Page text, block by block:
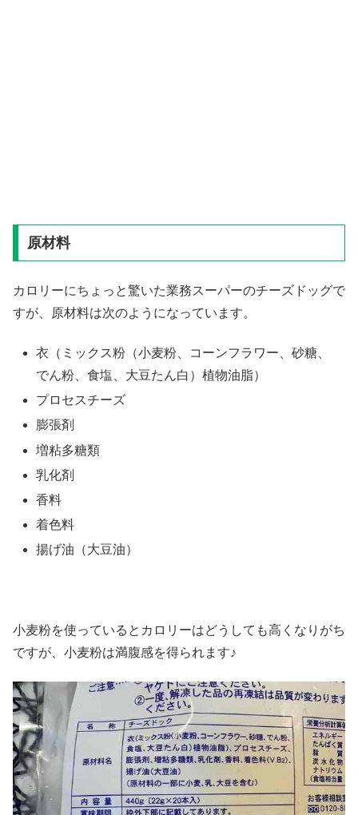
原材料
カロリーにちょっと驚いた業務スーパーのチーズドッグで
すが、原材料は次のようになっています。
衣（ミックス粉（小麦粉、コーンフラワー、砂糖、
でん粉、食塩、大豆たん白）植物油脂）
プロセスチーズ
膨張剤
増粘多糖類
乳化剤
香料
着色料
揚げ油（大豆油）
小麦粉を使っているとカロリーはどうしても高くなりがち
ですが、小麦粉は満腹感を得られます♪